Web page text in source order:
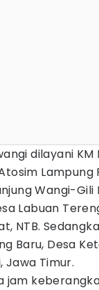
dilayani KM
Lampung
Wangi-Gili
Labuan
NTB.
Baru, Desa
Jawa Timur.
jam